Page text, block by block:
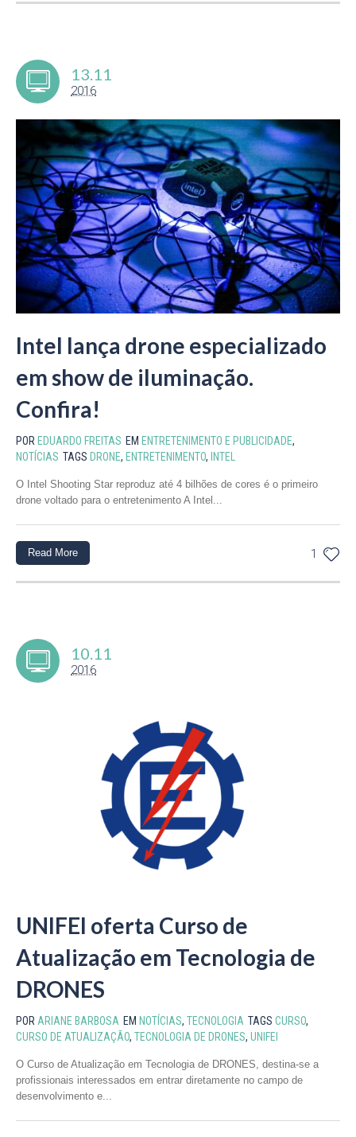
13.11
2016
Intel lança drone especializado
em show de iluminação.
Confira!
POR EDUARDO FREITAS EM ENTRETENIMENTO E PUBLICIDADE,
NOTÍCIAS TAGS DRONE, ENTRETENIMENTO, INTEL
O Intel Shooting Star reproduz até 4 bilhões de cores é o primeiro
drone voltado para o entretenimento A Intel...
1
Read More
10.11
2016
UNIFEI oferta Curso de
Atualização em Tecnologia de
DRONES
POR ARIANE BARBOSA EM NOTÍCIAS, TECNOLOGIA TAGS CURSO,
CURSO DE ATUALIZAÇÃO, TECNOLOGIA DE DRONES, UNIFEI
O Curso de Atualização em Tecnologia de DRONES, destina-se a
profissionais interessados em entrar diretamente no campo de
desenvolvimento e...